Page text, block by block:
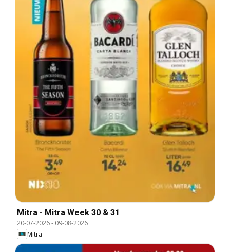
Mitra - Mitra Week 30 & 31
20-07-2026- 09-08-2026
Mitra